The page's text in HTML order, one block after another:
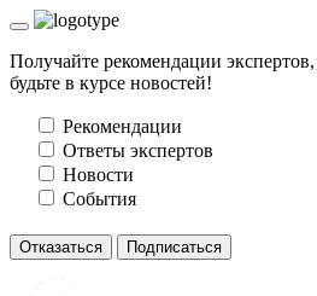
Получайте рекомендации экспертов,
будьте в курсе новостей!
Рекомендации
Ответы экспертов
Новости
События
Отказаться Подписаться